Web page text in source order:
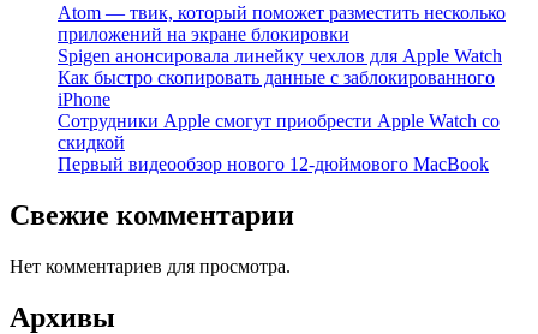
Atom — твик, который поможет разместить несколько
приложений на экране блокировки
Spigen анонсировала линейку чехлов для Apple Watch
Как быстро скопировать данные с заблокированного
iPhone
Сотрудники Apple смогут приобрести Apple Watch со
скидкой
Первый видеообзор нового 12-дюймового MacBook
Свежие комментарии
Нет комментариев для просмотра.
Архивы